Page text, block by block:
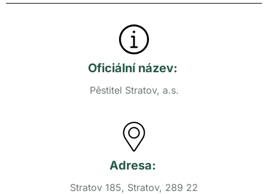
Oficiální název:
Pěstitel Stratov, a.s.
Adresa:
Stratov 185, Stratov, 289 22